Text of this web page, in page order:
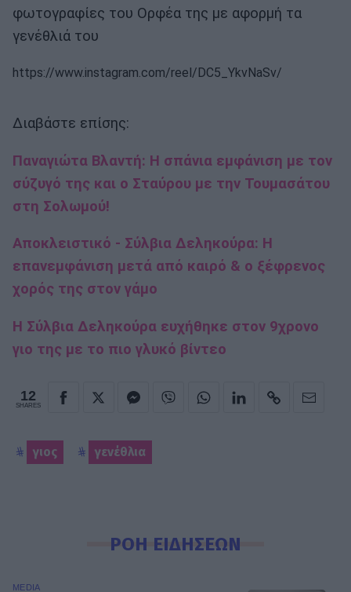
φωτογραφίες του Ορφέα της με αφορμή τα
γενέθλιά του
https://www.instagram.com/reel/DC5_YkvNaSv/
Διαβάστε επίσης:
Παναγιώτα Βλαντή: Η σπάνια εμφάνιση με τον
σύζυγό της και ο Σταύρου με την Τουμασάτου
στη Σολωμού!
Αποκλειστικό - Σύλβια Δεληκούρα: H
επανεμφάνιση μετά από καιρό & ο ξέφρενος
χορός της στον γάμο
Η Σύλβια Δεληκούρα ευχήθηκε στον 9χρονο
γιο της με το πιο γλυκό βίντεο
12
SHARES
γιος γενέθλια
ΡΟΗ ΕΙΔΗΣΕΩΝ
MEDIA